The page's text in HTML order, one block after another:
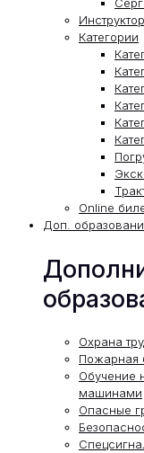
Категории
Online
Доп.
Охрана
Пожарная
Обучение
машинами
Опасные